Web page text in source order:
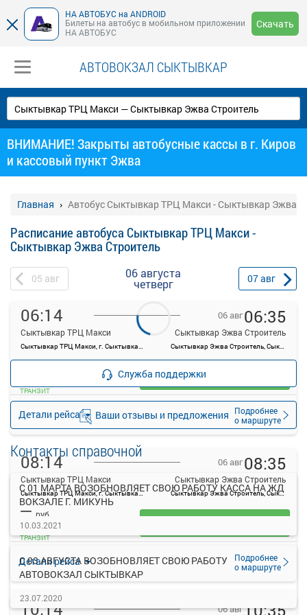
НА АВТОБУС на ANDROID
Билеты на автобус в мобильном приложении
НА АВТОБУС
Скачать
АВТОВОКЗАЛ СЫКТЫВКАР
ВНИМАНИЕ! Закрыты автобусные кассы в г. Киров
и кассовый пункт Эжва
Главная Автобус Сыктывкар ТРЦ Макси - Сыктывкар Эжва
Расписание автобуса Сыктывкар ТРЦ Макси -
Сыктывкар Эжва Строитель
05 авг 06 августа
четверг 07авг
06:14
Сыктывкар ТРЦ Макси
Сыктывкар ТРЦ Макси, г. Сыктывкар: Октябрьский проспект 141
06 авг06:35
Сыктывкар Эжва Строитель
Сыктывкар Эжва Строитель, Сыктывкар, Россия
Детали рейса
Подробнее
о маршруте
—
ТРАНЗИТ
Загрузить цену
08:14
Сыктывкар ТРЦ Макси
Сыктывкар ТРЦ Макси, г. Сыктывкар: Октябрьский проспект 141
06 авг08:35
Сыктывкар Эжва Строитель
Сыктывкар Эжва Строитель, Сыктывкар, Россия
Детали рейса
Подробнее
о маршруте
— руб.
ТРАНЗИТ
10:14 06 авг10:35
Служба поддержки
Ваши отзывы и предложения
Контакты справочной
С 01 МАРТА ВОЗОБНОВЛЯЕТ СВОЮ РАБОТУ КАССА НА ЖД
ВОКЗАЛЕ Г. МИКУНЬ
10.03.2021
С 03 АВГУСТА ВОЗОБНОВЛЯЕТ СВОЮ РАБОТУ
АВТОВОКЗАЛ СЫКТЫВКАР
23.07.2020